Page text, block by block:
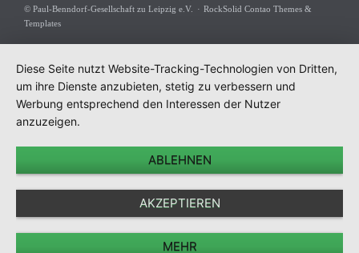
überspringen
© Paul-Benndorf-Gesellschaft zu Leipzig e.V.
RockSolid Contao Themes &
Templates
Diese Seite nutzt Website-Tracking-Technologien von Dritten,
um ihre Dienste anzubieten, stetig zu verbessern und
Werbung entsprechend den Interessen der Nutzer
anzuzeigen.
ABLEHNEN
AKZEPTIEREN
MEHR